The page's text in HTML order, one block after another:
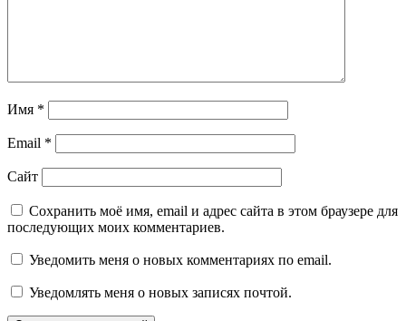
Имя *
Email *
Сайт
Сохранить моё имя, email и адрес сайта в этом браузере для
последующих моих комментариев.
Уведомить меня о новых комментариях по email.
Уведомлять меня о новых записях почтой.